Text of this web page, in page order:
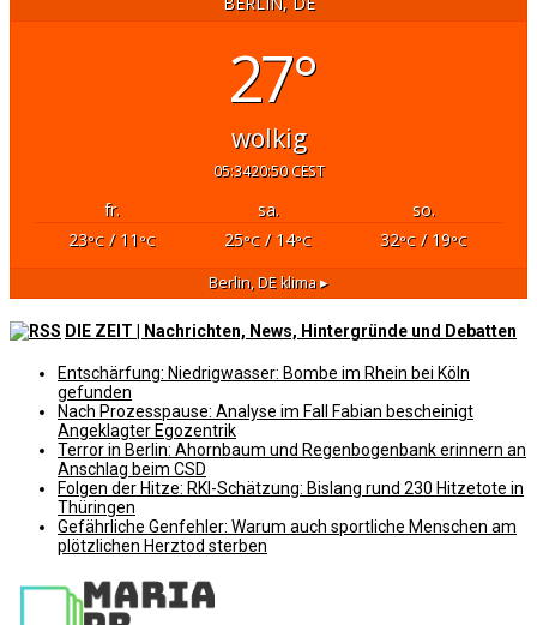
27°
wolkig
05:3420:50 CEST
fr. sa.
so.
23°C / 11 °C 25°C / 14°C 32°C / 19°C
Berlin, DEklima ▸
DIE ZEIT | Nachrichten, News, Hintergründe und Debatten
Entschärfung: Niedrigwasser: Bombe im Rhein bei Köln
gefunden
Nach Prozesspause: Analyse im Fall Fabian bescheinigt
Angeklagter Egozentrik
Terror in Berlin: Ahornbaum und Regenbogenbank erinnern an
Anschlag beim CSD
Folgen der Hitze: RKI-Schätzung: Bislang rund 230 Hitzetote in
Thüringen
Gefährliche Genfehler: Warum auch sportliche Menschen am
plötzlichen Herztod sterben